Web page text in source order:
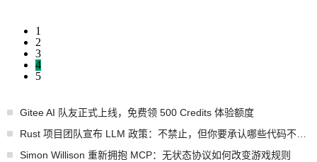
1
2
3
4
5
Gitee AI 队友正式上线，免费领 500 Credits 体验额度
Simon Willison 重新拥抱 MCP：无状态协议如何改变游戏规则